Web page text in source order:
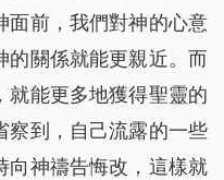
面前，我們對神的心意
的關係就能更親近。而
就能更多地獲得聖靈的
察到，自己流露的一些
向神禱告悔改，這樣就